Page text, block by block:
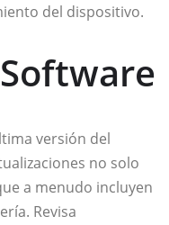
del dispositivo.
versión del
no solo
a menudo incluyen
Revisa